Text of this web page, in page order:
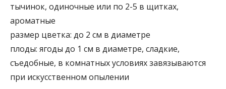
тычинок, одиночные или по 2-5 в щитках,
ароматные
размер цветка: до 2 см в диаметре
плоды: ягоды до 1 см в диаметре, сладкие,
съедобные, в комнатных условиях завязываются
при искусственном опылении